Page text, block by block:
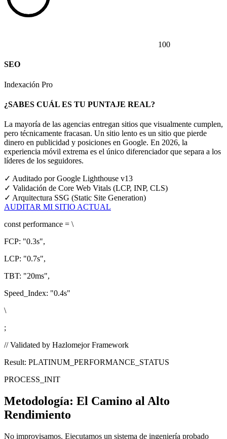
100
SEO
Indexación Pro
¿SABES CUÁL ES TU PUNTAJE REAL?
La mayoría de las agencias entregan sitios que visualmente cumplen,
pero técnicamente fracasan. Un sitio lento es un sitio que pierde
dinero en publicidad y posiciones en Google. En 2026, la
experiencia móvil extrema es el único diferenciador que separa a los
líderes de los seguidores.
✓ Auditado por Google Lighthouse v13
✓ Validación de Core Web Vitals (LCP, INP, CLS)
✓ Arquitectura SSG (Static Site Generation)
AUDITAR MI SITIO ACTUAL
const performance = \
FCP: "0.3s",
LCP: "0.7s",
TBT: "20ms",
Speed_Index: "0.4s"
\
;
// Validated by Hazlomejor Framework
Result: PLATINUM_PERFORMANCE_STATUS
PROCESS_INIT
Metodología: El Camino al Alto
Rendimiento
No improvisamos. Ejecutamos un sistema de ingeniería probado